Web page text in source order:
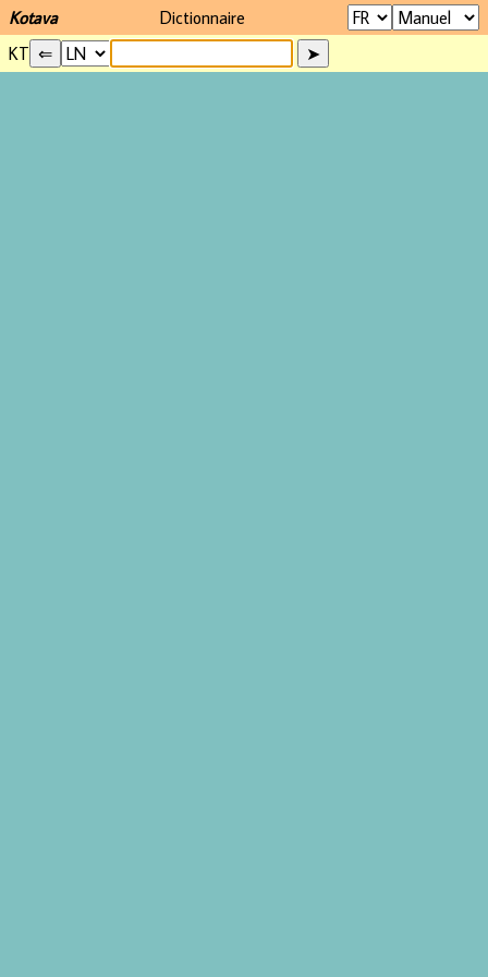
Kotava
Dictionnaire
KT